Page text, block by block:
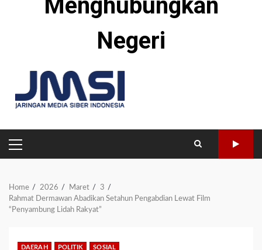
Menghubungkan
Negeri
PRIMARY
MENU
Home 2026 Maret
3
Rahmat Dermawan Abadikan Setahun Pengabdian Lewat Film
“Penyambung Lidah Rakyat”
DAERAH POLITIK SOSIAL